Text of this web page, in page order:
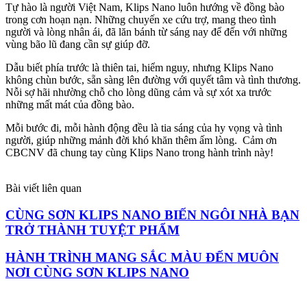
Tự hào là người Việt Nam, Klips Nano luôn hướng về đồng bào
trong cơn hoạn nạn. Những chuyến xe cứu trợ, mang theo tình
người và lòng nhân ái, đã lăn bánh từ sáng nay để đến với những
vùng bão lũ đang cần sự giúp đỡ.
Dẫu biết phía trước là thiên tai, hiểm nguy, nhưng Klips Nano
không chùn bước, sẵn sàng lên đường với quyết tâm và tình thương.
Nỗi sợ hãi nhường chỗ cho lòng dũng cảm và sự xót xa trước
những mất mát của đồng bào.
Mỗi bước đi, mỗi hành động đều là tia sáng của hy vọng và tình
người, giúp những mảnh đời khó khăn thêm ấm lòng. Cảm ơn
CBCNV đã chung tay cùng Klips Nano trong hành trình này!
Bài viết liên quan
CÙNG SƠN KLIPS NANO BIẾN NGÔI NHÀ BẠN
TRỞ THÀNH TUYỆT PHẨM
HÀNH TRÌNH MANG SẮC MÀU ĐẾN MUÔN
NƠI CÙNG SƠN KLIPS NANO